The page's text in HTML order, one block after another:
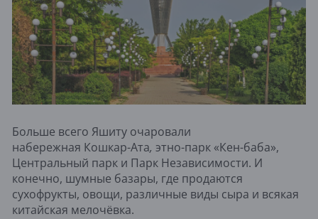
Больше всего Яшиту очаровали
набережная Кошкар-Ата, этно-парк «Кен-баба»,
Центральный парк и Парк Независимости. И
конечно, шумные базары, где продаются
сухофрукты, овощи, различные виды сыра и всякая
китайская мелочёвка.